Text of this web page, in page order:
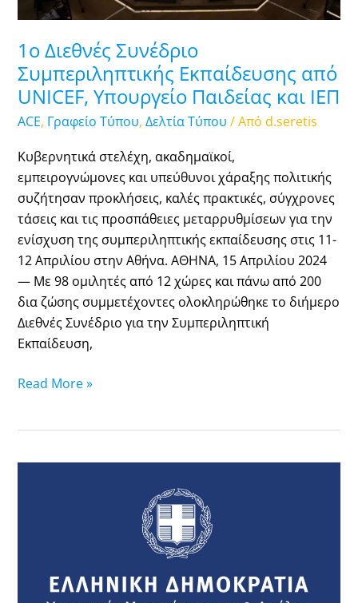
1ο Διεθνές Συνέδριο
Συμπεριληπτικής Εκπαίδευσης από
UNICEF, Υπουργείο Παιδείας και ΙΕΠ
ACE, Γραφείο Τύπου, Δελτία Τύπου / Από d.seretis
Κυβερνητικά στελέχη, ακαδημαϊκοί,
εμπειρογνώμονες και υπεύθυνοι χάραξης πολιτικής
συζήτησαν προκλήσεις, καλές πρακτικές, σύγχρονες
τάσεις και τις προσπάθειες μεταρρυθμίσεων για την
ενίσχυση της συμπεριληπτικής εκπαίδευσης στις 11-
12 Απριλίου στην Αθήνα. ΑΘΗΝΑ, 15 Απριλίου 2024
— Με 98 ομιλητές από 12 χώρες και πάνω από 200
δια ζώσης συμμετέχοντες ολοκληρώθηκε το διήμερο
Διεθνές Συνέδριο για την Συμπεριληπτική
Εκπαίδευση,
και
Read More »
Ανανεωμένες